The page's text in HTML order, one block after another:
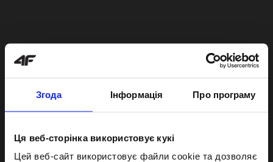
Згода Інформація Про програму
Ця веб-сторінка використовує кукі
Цей веб-сайт використовує файли cookie та дозволяє